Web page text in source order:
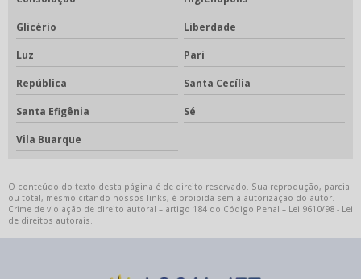
Glicério Liberdade
Luz Pari
República Santa Cecília
Santa Efigênia Sé
Vila Buarque
O conteúdo do texto desta página é de direito reservado. Sua reprodução, parcial
ou total, mesmo citando nossos links, é proibida sem a autorização do autor.
Crime de violação de direito autoral – artigo 184 do Código Penal – Lei 9610/98 - Lei
de direitos autorais